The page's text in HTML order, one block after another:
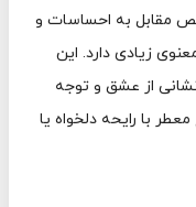
مقابل به احساسات و
زیادی دارد. این
از عشق و توجه
با رایحه دلخواه یا